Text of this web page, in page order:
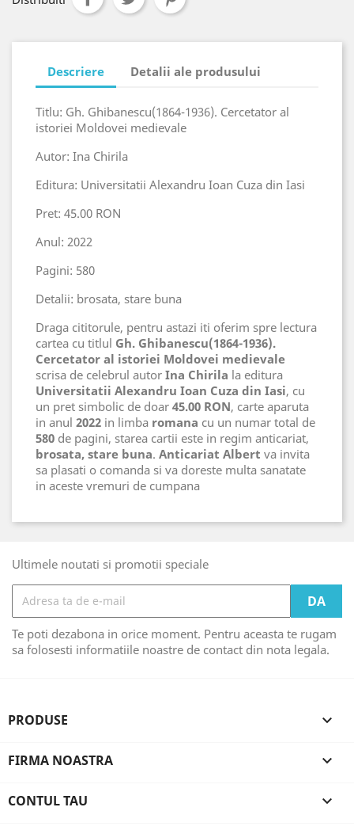
Descriere Detalii ale produsului
Titlu: Gh. Ghibanescu(1864-1936). Cercetator al
istoriei Moldovei medievale
Autor: Ina Chirila
Editura: Universitatii Alexandru Ioan Cuza din Iasi
Pret: 45.00 RON
Anul: 2022
Pagini: 580
Detalii: brosata, stare buna
Draga cititorule, pentru astazi iti oferim spre lectura
cartea cu titlul Gh. Ghibanescu(1864-1936).
Cercetator al istoriei Moldovei medievale
scrisa de celebrul autor Ina Chirila la editura
Universitatii Alexandru Ioan Cuza din Iasi, cu
un pret simbolic de doar 45.00 RON, carte aparuta
in anul 2022 in limba romana cu un numar total de
580 de pagini, starea cartii este in regim anticariat,
brosata, stare buna. Anticariat Albert va invita
sa plasati o comanda si va doreste multa sanatate
in aceste vremuri de cumpana
Ultimele noutati si promotii speciale
Te poti dezabona in orice moment. Pentru aceasta te rugam
sa folosesti informatiile noastre de contact din nota legala.
PRODUSE 
FIRMA NOASTRA 
CONTUL TAU 